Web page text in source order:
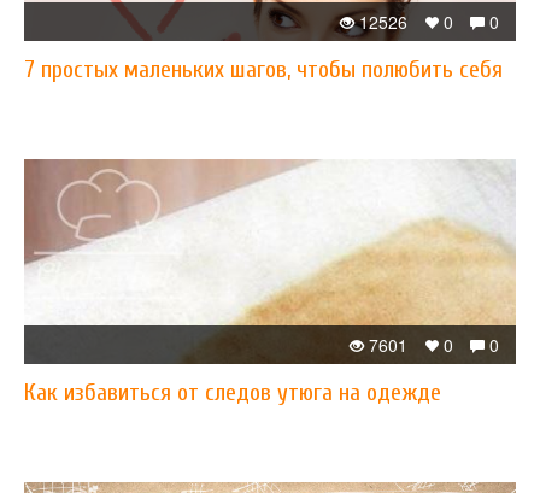
0
0
12526
7 простых маленьких шагов, чтобы полюбить себя
0
0
7601
Как избавиться от следов утюга на одежде